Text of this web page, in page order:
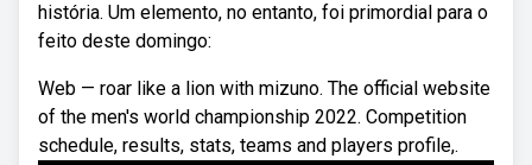
história. Um elemento, no entanto, foi primordial para o
feito deste domingo:
Web — roar like a lion with mizuno. The official website
of the men's world championship 2022. Competition
schedule, results, stats, teams and players profile,.